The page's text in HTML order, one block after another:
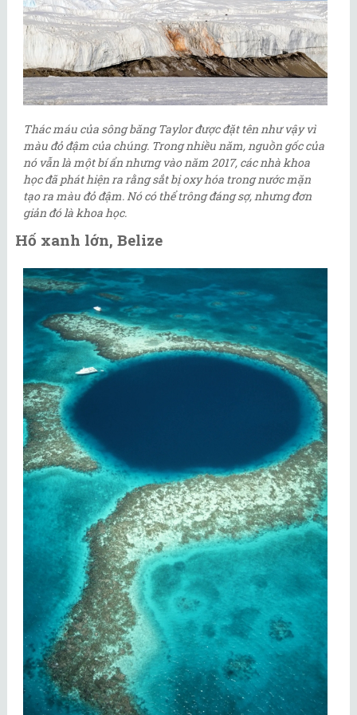
Thác máu của sông băng Taylor được đặt tên như vậy vì
màu đỏ đậm của chúng. Trong nhiều năm, nguồn gốc của
nó vẫn là một bí ẩn nhưng vào năm 2017, các nhà khoa
học đã phát hiện ra rằng sắt bị oxy hóa trong nước mặn
tạo ra màu đỏ đậm. Nó có thể trông đáng sợ, nhưng đơn
giản đó là khoa học.
Hố xanh lớn, Belize